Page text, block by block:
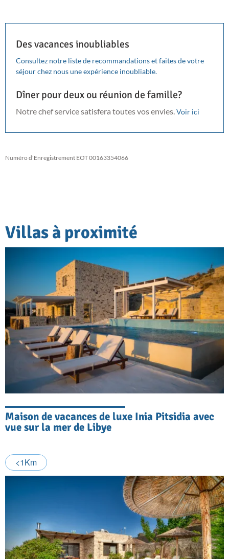
Des vacances inoubliables
Consultez notre liste de recommandations et faites de votre
séjour chez nous une expérience inoubliable.
Dîner pour deux ou réunion de famille?
Notre chef service satisfera toutes vos envies.Voir ici
Numéro d'Enregistrement EOT 00163354066
Villas à proximité
Maison de vacances de luxe Inia Pitsidia avec
vue sur la mer de Libye
<1Km